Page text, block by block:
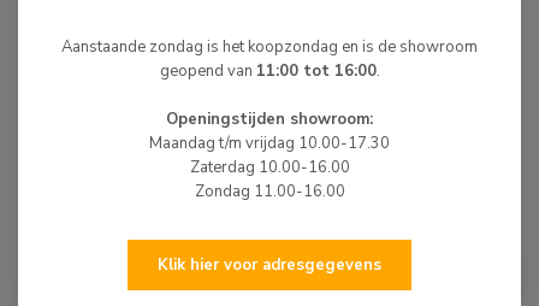
Er zit een dodemanskoord op, dit zorgt ervoor dat de motor
afslaat als de bestuurder uit de boot valt. Ook zit er een start
als de versnelling in neutraal staat.
BIJPASSENDE ARTIKELEN
HIBO Buitenboordmotor
Trolley PU Wielen
€99,50
Aanstaande zondag is het koopzondag en is de showroom
geopend van 11:00 tot 16:00.
Openingstijden showroom:
Maandag t/m vrijdag 10.00-17.30
Zaterdag 10.00-16.00
Zondag 11.00-16.00
Klik hier voor adresgegevens